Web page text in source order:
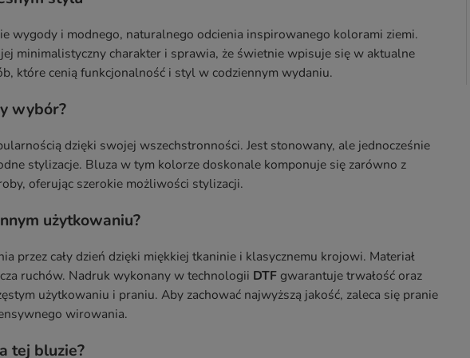
wygody i modnego, naturalnego odcienia inspirowanego kolorami ziemi.
minimalistyczny charakter i sprawia, że świetnie wpisuje się w aktualne
które cenią funkcjonalność i styl w codziennym wydaniu.
wybór?
dzięki swojej wszechstronności. Jest stonowany, ale jednocześnie
stylizacje. Bluza w tym kolorze doskonale komponuje się zarówno z
oferując szerokie możliwości stylizacji.
użytkowaniu?
przez cały dzień dzięki miękkiej tkaninie i klasycznemu krojowi. Materiał
ruchów. Nadruk wykonany w technologii DTFgwarantuje trwałość oraz
użytkowaniu i praniu. Aby zachować najwyższą jakość, zaleca się pranie
wirowania.
tej bluzie?